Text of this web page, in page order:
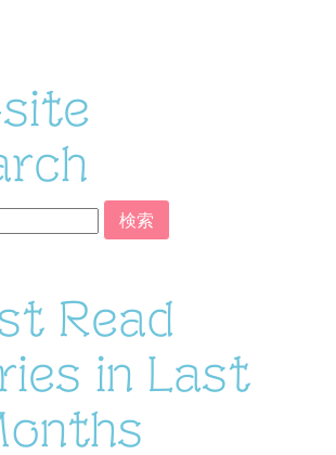
site
Read
in Last